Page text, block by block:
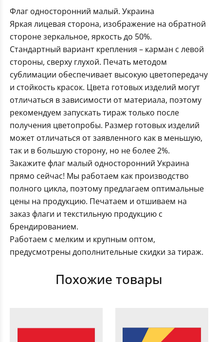
Флаг односторонний малый. Украина
Яркая лицевая сторона, изображение на обратной
стороне зеркальное, яркость до 50%.
Стандартный вариант крепления – карман с левой
стороны, сверху глухой. Печать методом
сублимации обеспечивает высокую цветопередачу
и стойкость красок. Цвета готовых изделий могут
отличаться в зависимости от материала, поэтому
рекомендуем запускать тираж только после
получения цветопробы. Размер готовых изделий
может отличаться от заявленного как в меньшую,
так и в большую сторону, но не более 2%.
Закажите флаг малый односторонний Украина
прямо сейчас! Мы работаем как производство
полного цикла, поэтому предлагаем оптимальные
цены на продукцию. Печатаем и отшиваем на
заказ флаги и текстильную продукцию с
брендированием.
Работаем с мелким и крупным оптом,
предусмотрены дополнительные скидки за тираж.
Похожие товары